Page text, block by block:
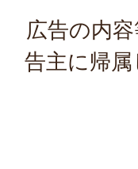
広告の内
告主に帰